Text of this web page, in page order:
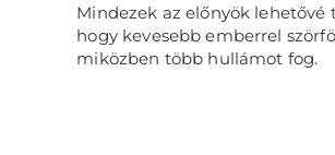
Mindezek az előnyök lehetővé
hogy kevesebb emberrel
miközben több hullámot fog.